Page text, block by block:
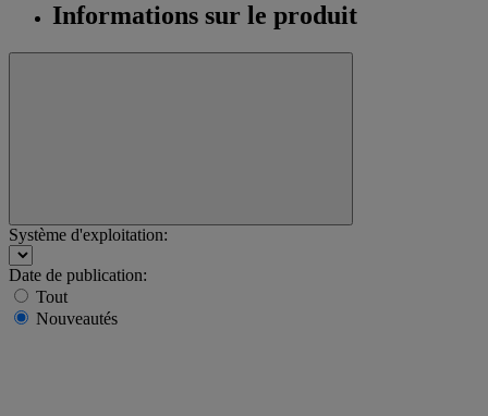
Informations sur le produit
Système d'exploitation:
Date de publication:
Tout
Nouveautés